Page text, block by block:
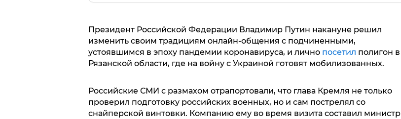
Президент Российской Федерации Владимир Путин накануне решил
изменить своим традициям онлайн-общения с подчиненными,
устоявшимся в эпоху пандемии коронавируса, и лично посетил полигон в
Рязанской области, где на войну с Украиной готовят мобилизованных.
Российские СМИ с размахом отрапортовали, что глава Кремля не только
проверил подготовку российских военных, но и сам пострелял со
снайперской винтовки. Компанию ему во время визита составил министр